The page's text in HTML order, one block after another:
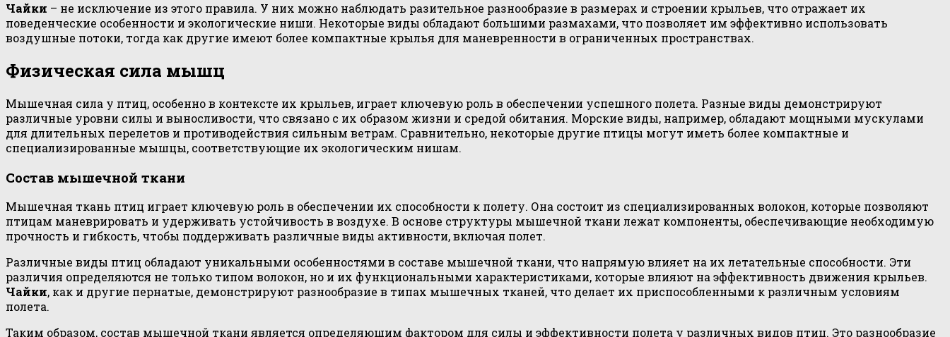
Чайки – не исключение из этого правила. У них можно наблюдать разительное разнообразие в размерах и строении крыльев, что отражает их
поведенческие особенности и экологические ниши. Некоторые виды обладают большими размахами, что позволяет им эффективно использовать
воздушные потоки, тогда как другие имеют более компактные крылья для маневренности в ограниченных пространствах.
Физическая сила мышц
Мышечная сила у птиц, особенно в контексте их крыльев, играет ключевую роль в обеспечении успешного полета. Разные виды демонстрируют
различные уровни силы и выносливости, что связано с их образом жизни и средой обитания. Морские виды, например, обладают мощными мускулами
для длительных перелетов и противодействия сильным ветрам. Сравнительно, некоторые другие птицы могут иметь более компактные и
специализированные мышцы, соответствующие их экологическим нишам.
Состав мышечной ткани
Мышечная ткань птиц играет ключевую роль в обеспечении их способности к полету. Она состоит из специализированных волокон, которые позволяют
птицам маневрировать и удерживать устойчивость в воздухе. В основе структуры мышечной ткани лежат компоненты, обеспечивающие необходимую
прочность и гибкость, чтобы поддерживать различные виды активности, включая полет.
Различные виды птиц обладают уникальными особенностями в составе мышечной ткани, что напрямую влияет на их летательные способности. Эти
различия определяются не только типом волокон, но и их функциональными характеристиками, которые влияют на эффективность движения крыльев.
Чайки, как и другие пернатые, демонстрируют разнообразие в типах мышечных тканей, что делает их приспособленными к различным условиям
полета.
Таким образом, состав мышечной ткани является определяющим фактором для силы и эффективности полета у различных видов птиц. Это разнообразие